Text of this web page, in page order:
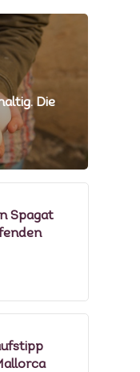
Die
Spagat
& MEDIEN